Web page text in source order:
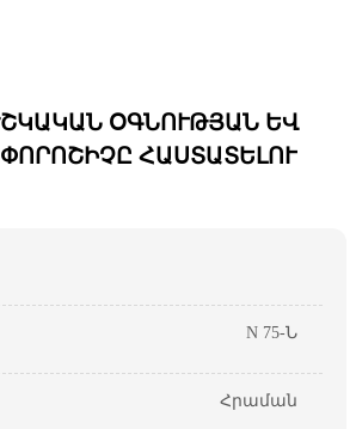
ՕԳՆՈՒԹՅԱՆ ԵՎ
ՀԱՍՏԱՏԵԼՈՒ
N 75-Ն
Հրաման